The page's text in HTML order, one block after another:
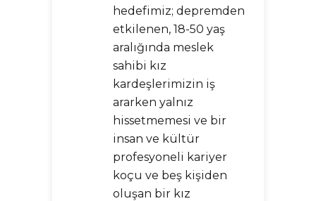
hedefimiz; depremden
etkilenen, 18-50 yaş
aralığında meslek
sahibi kız
kardeşlerimizin iş
ararken yalnız
hissetmemesi ve bir
insan ve kültür
profesyoneli kariyer
koçu ve beş kişiden
oluşan bir kız